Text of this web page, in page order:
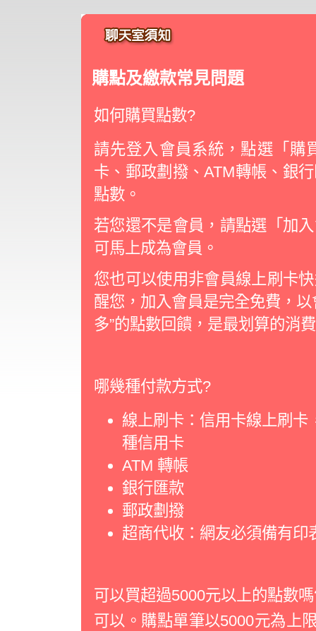
購點及繳款常見問題
如何購買點數?
請先登入會員系統，點選「購
卡、郵政劃撥、ATM轉帳、銀
點數。
若您還不是會員，請點選「加
可馬上成為會員。
您也可以使用非會員線上刷卡
醒您，加入會員是完全免費，
多”的點數回饋，是最划算的消
哪幾種付款方式?
線上刷卡：信用卡線上刷卡
種信用卡
ATM 轉帳
銀行匯款
郵政劃撥
超商代收：網友必須備有印
可以買超過5000元以上的點數
可以。購點單筆以5000元為上